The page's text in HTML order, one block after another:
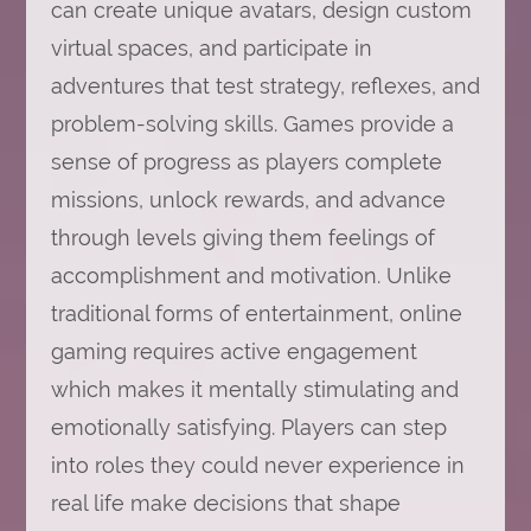
can create unique avatars, design custom
virtual spaces, and participate in
adventures that test strategy, reflexes, and
problem-solving skills. Games provide a
sense of progress as players complete
missions, unlock rewards, and advance
through levels giving them feelings of
accomplishment and motivation. Unlike
traditional forms of entertainment, online
gaming requires active engagement
which makes it mentally stimulating and
emotionally satisfying. Players can step
into roles they could never experience in
real life make decisions that shape